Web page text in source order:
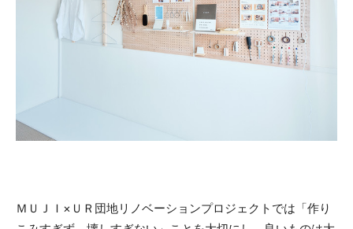
ＭＵＪＩ×ＵＲ団地リノベーションプロジェクトでは「作り